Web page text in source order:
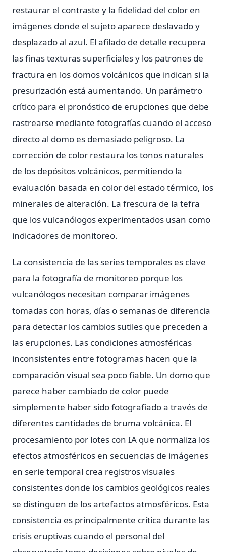
restaurar el contraste y la fidelidad del color en
imágenes donde el sujeto aparece deslavado y
desplazado al azul. El afilado de detalle recupera
las finas texturas superficiales y los patrones de
fractura en los domos volcánicos que indican si la
presurización está aumentando. Un parámetro
crítico para el pronóstico de erupciones que debe
rastrearse mediante fotografías cuando el acceso
directo al domo es demasiado peligroso. La
corrección de color restaura los tonos naturales
de los depósitos volcánicos, permitiendo la
evaluación basada en color del estado térmico, los
minerales de alteración. La frescura de la tefra
que los vulcanólogos experimentados usan como
indicadores de monitoreo.
La consistencia de las series temporales es clave
para la fotografía de monitoreo porque los
vulcanólogos necesitan comparar imágenes
tomadas con horas, días o semanas de diferencia
para detectar los cambios sutiles que preceden a
las erupciones. Las condiciones atmosféricas
inconsistentes entre fotogramas hacen que la
comparación visual sea poco fiable. Un domo que
parece haber cambiado de color puede
simplemente haber sido fotografiado a través de
diferentes cantidades de bruma volcánica. El
procesamiento por lotes con IA que normaliza los
efectos atmosféricos en secuencias de imágenes
en serie temporal crea registros visuales
consistentes donde los cambios geológicos reales
se distinguen de los artefactos atmosféricos. Esta
consistencia es principalmente crítica durante las
crisis eruptivas cuando el personal del